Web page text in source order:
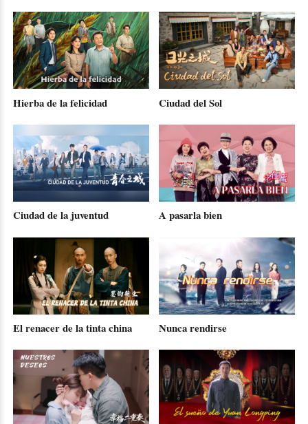
Hierba de la felicidad Ciudad del Sol
Ciudad de la juventud A pasarla bien
El renacer de la tinta china Nunca rendirse